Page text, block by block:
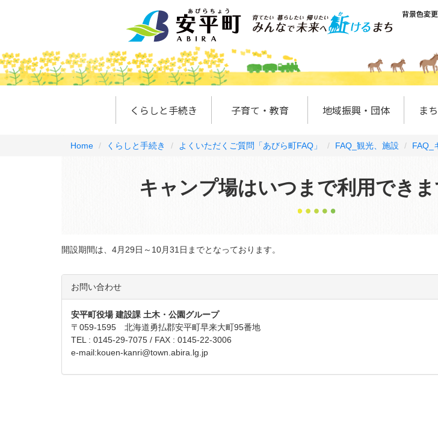
背景色変更
くらしと手続き 子育て・教育 地域振興・団体 ま
Home くらしと手続き よくいただくご質問「あびら町FAQ」 FAQ_観光、施設 FAQ_
キャンプ場はいつまで利用できま
開設期間は、4月29日～10月31日までとなっております。
お問い合わせ
安平町役場 建設課 土木・公園グループ
〒059-1595 北海道勇払郡安平町早来大町95番地
TEL : 0145-29-7075 / FAX : 0145-22-3006
e-mail:kouen-kanri@town.abira.lg.jp